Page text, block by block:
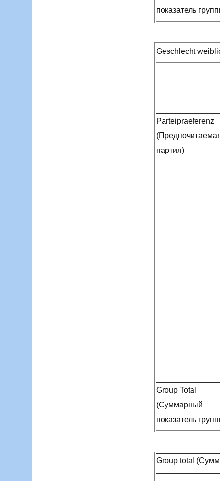
показатель
Geschlecht
Parteipraeferenz
партия)
Group Total
(Суммарный
показатель
Group total